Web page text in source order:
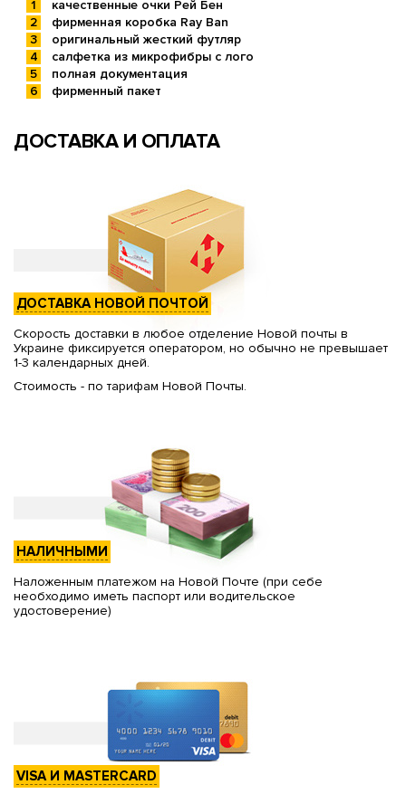
качественные очки Рей Бен
фирменная коробка Ray Ban
оригинальный жесткий футляр
салфетка из микрофибры с лого
полная документация
фирменный пакет
ДОСТАВКА И ОПЛАТА
ДОСТАВКА НОВОЙ ПОЧТОЙ
Скорость доставки в любое отделение Новой почты в
Украине фиксируется оператором, но обычно не превышает
1-3 календарных дней.
Стоимость - по тарифам Новой Почты.
НАЛИЧНЫМИ
Наложенным платежом на Новой Почте (при себе
необходимо иметь паспорт или водительское
удостоверение)
VISA И MASTERCARD